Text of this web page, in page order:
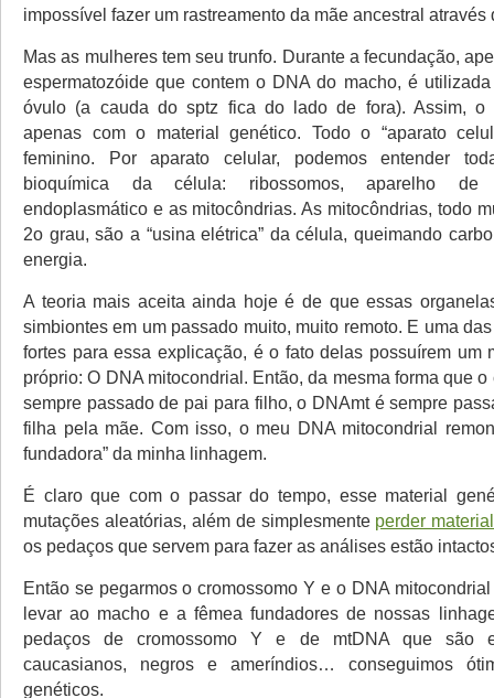
impossível fazer um rastreamento da mãe ancestral através
Mas as mulheres tem seu trunfo. Durante a fecundação,
espermatozóide que contem o DNA do macho, é
óvulo (a cauda do sptz fica do lado de fora). Assim, o
apenas com o material genético. Todo o “aparato
feminino. Por aparato celular, podemos entender
bioquímica da célula: ribossomos, aparelho de
endoplasmático e as mitocôndrias. As mitocôndrias, todo
2o grau, são a “usina elétrica” da célula, queimando
energia.
A teoria mais aceita ainda hoje é de que essas
simbiontes em um passado muito, muito remoto. E uma
fortes para essa explicação, é o fato delas possuírem um
próprio: O DNA mitocondrial. Então, da mesma forma que
sempre passado de pai para filho, o DNAmt é sempre
filha pela mãe. Com isso, o meu DNA mitocondrial
fundadora” da minha linhagem.
É claro que com o passar do tempo, esse material
mutações aleatórias, além de simplesmente perder material
os pedaços que servem para fazer as análises estão
Então se pegarmos o cromossomo Y e o DNA
levar ao macho e a fêmea fundadores de nossas
pedaços de cromossomo Y e de mtDNA que são
caucasianos, negros e ameríndios… conseguimos
genéticos.